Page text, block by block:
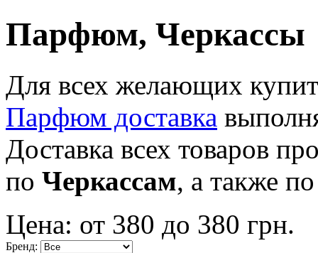
Парфюм, Черкассы
Для всех желающих
Парфюм доставка
Доставка всех товаров
по Черкассам, а также
Цена: от 380 до 380 грн.
Бренд: